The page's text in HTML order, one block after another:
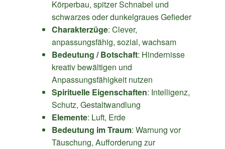
Körperbau, spitzer Schnabel und
schwarzes oder dunkelgraues Gefieder
Charakterzüge: Clever,
anpassungsfähig, sozial, wachsam
Bedeutung / Botschaft: Hindernisse
kreativ bewältigen und
Anpassungsfähigkeit nutzen
Spirituelle Eigenschaften: Intelligenz,
Schutz, Gestaltwandlung
Elemente: Luft, Erde
Bedeutung im Traum: Warnung vor
Täuschung, Aufforderung zur